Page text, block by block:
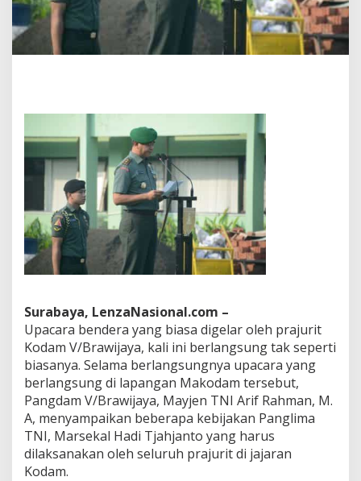
m
i
K
b
i
j
a
k
a
n
P
a
n
i
m
a
N
I
Surabaya, LenzaNasional.com –
Upacara bendera yang biasa digelar oleh prajurit
Kodam V/Brawijaya, kali ini berlangsung tak seperti
biasanya. Selama berlangsungnya upacara yang
berlangsung di lapangan Makodam tersebut,
Pangdam V/Brawijaya, Mayjen TNI Arif Rahman, M.
A, menyampaikan beberapa kebijakan Panglima
TNI, Marsekal Hadi Tjahjanto yang harus
dilaksanakan oleh seluruh prajurit di jajaran
Kodam.